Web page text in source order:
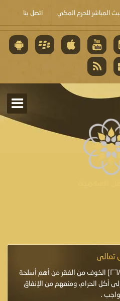
المباشر للحرم المكي اتصل بنا
تعالى
﴿الشيطان يعِدُكم الفقر﴾[البقرة:٢٦٨] الخوف من الفقر من أهم أسلحة
أكل الحرام، ومنعهم من الإنفاق
.